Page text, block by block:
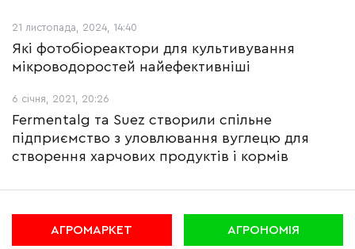
21 листопада, 2024, 14:40
Які фотобіореактори для культивування
мікроводоростей найефективніші
6 січня, 2021, 20:26
Fermentalg та Suez створили спільне
підприємство з уловлювання вуглецю для
створення харчових продуктів і кормів
АГРОМАРКЕТ АГРОНОМІЯ